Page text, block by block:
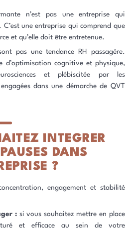
n’est pas une entreprise qui
C’est une entreprise qui comprend que
et qu’elle doit être entretenue.
pas une tendance RH passagère.
d’optimisation cognitive et physique,
et plébiscitée par les
dans une démarche de QVT
INTEGRER
DANS
?
engagement et stabilité
:si vous souhaitez mettre en place
et efficace au sein de votre